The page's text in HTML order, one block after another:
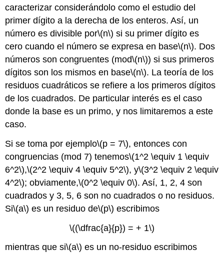
caracterizar considerándolo como el estudio del
primer dígito a la derecha de los enteros. Así, un
número es divisible por\(n\) si su primer dígito es
cero cuando el número se expresa en base\(n\). Dos
números son congruentes (mod\(n\)) si sus primeros
dígitos son los mismos en base\(n\). La teoría de los
residuos cuadráticos se refiere a los primeros dígitos
de los cuadrados. De particular interés es el caso
donde la base es un primo, y nos limitaremos a este
caso.
Si se toma por ejemplo\(p = 7\), entonces con
congruencias (mod 7) tenemos\(1^2 \equiv 1 \equiv
6^2\),\(2^2 \equiv 4 \equiv 5^2\), y\(3^2 \equiv 2 \equiv
4^2\); obviamente,\(0^2 \equiv 0\). Así, 1, 2, 4 son
cuadrados y 3, 5, 6 son no cuadrados o no residuos.
Si\(a\) es un residuo de\(p\) escribimos
\((\dfrac{a}{p}) = + 1\)
mientras que si\(a\) es un no-residuo escribimos